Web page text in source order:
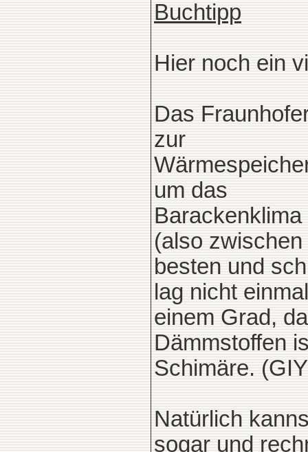
Buchtipp
Hier noch ein
Das
zur
um das
(also zwischen
besten und
lag nicht einmal
einem Grad,
Dämmstoffen
Schimäre.
Natürlich
sogar und